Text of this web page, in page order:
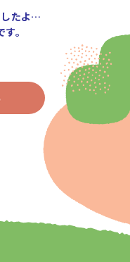
したよ…
。